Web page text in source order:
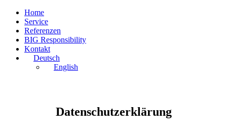
Home
Service
Referenzen
BIG Responsibility
Kontakt
Deutsch
English
Datenschutzerklärung